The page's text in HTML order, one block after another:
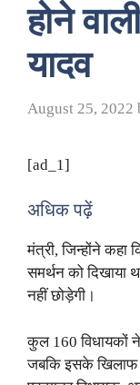
होने
यादव
August 25, 2022
[ad_1]
अधिक पढ़ें
मंत्री, जिन्होंने कहा
समर्थन को दिखाया
नहीं छोड़ेगी।
कुल 160 विधायकों ने
जबकि इसके खिलाफ